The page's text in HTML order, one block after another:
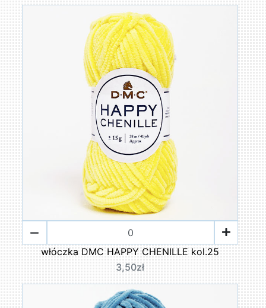
włóczka DMC HAPPY CHENILLE kol.25
3,50zł